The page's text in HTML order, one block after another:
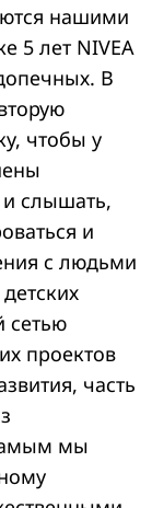
нашими
5 лет NIVEA
В
чтобы у
слышать,
и
с людьми
сетью
проектов
часть
мы